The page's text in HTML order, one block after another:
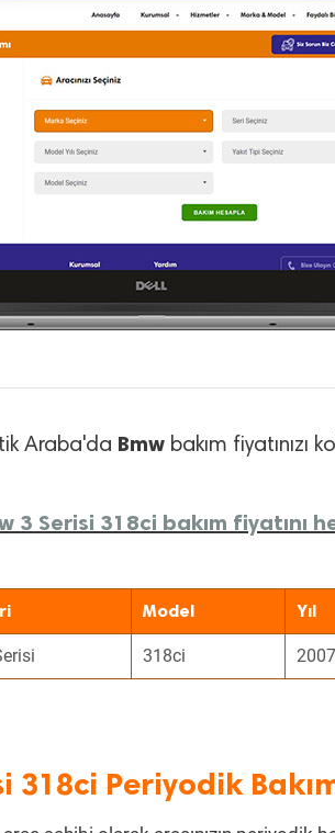
Araba'da Bmwbakım fiyatınızı
3 Serisi 318ci bakım fiyatını
Model Yıl
318ci 2007
318ci Periyodik